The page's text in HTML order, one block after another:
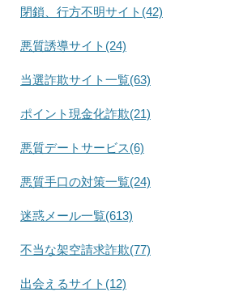
閉鎖、行方不明サイト(42)
悪質誘導サイト(24)
当選詐欺サイト一覧(63)
ポイント現金化詐欺(21)
悪質デートサービス(6)
悪質手口の対策一覧(24)
迷惑メール一覧(613)
不当な架空請求詐欺(77)
出会えるサイト(12)